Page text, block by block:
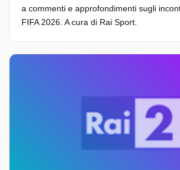
a commenti e approfondimenti sugli
FIFA 2026. A cura di Rai Sport.